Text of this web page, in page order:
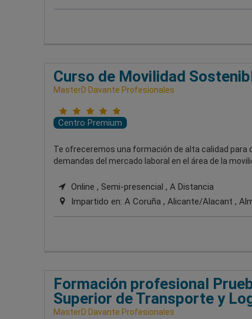
Curso de Movilidad
MasterD Davante Profesionales
Centro Premium
Te ofreceremos una formación de alta calidad para
demandas del mercado laboral en el área de la
Online , Semi-presencial , A Distancia
Impartido en: A Coruña , Alicante/Alacant ,
Formación profesional
Superior de Transporte y
MasterD Davante Profesionales